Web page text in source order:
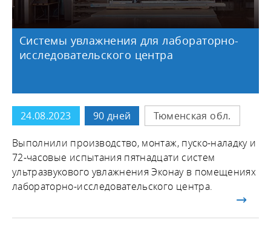
Ритейл и HORECA
Сельское хозяйство
Склады
Системы увлажнения для лабораторно-
исследовательского центра
24.08.2023 90 дней Тюменская обл.
Выполнили производство, монтаж, пуско-наладку и
72-часовые испытания пятнадцати систем
ультразвукового увлажнения Эконау в помещениях
лабораторно-исследовательского центра.